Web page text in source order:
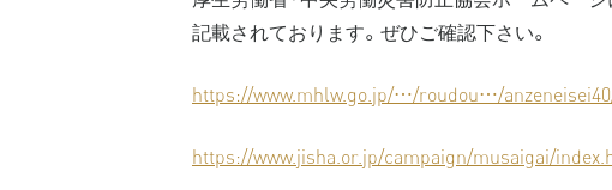
記載されております。ぜひご確認下さい。
https://www.mhlw.go.jp/…/roudou…/
https://www.jisha.or.jp/campaign/musaigai/